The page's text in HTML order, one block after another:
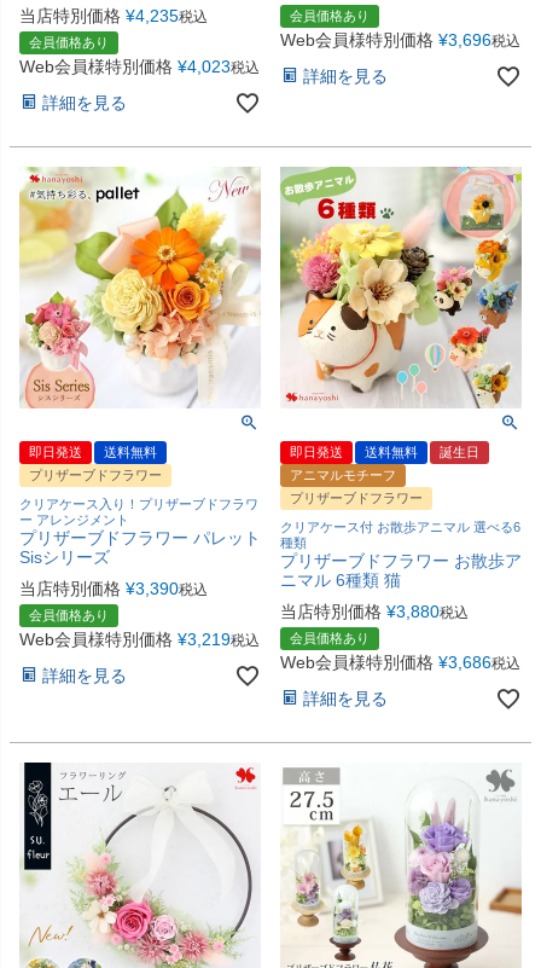
当店特別価格 ¥4,235税込
会員価格あり
Web会員様特別価格 ¥4,023税込
詳細を見る
会員価格あり
Web会員様特別価格 ¥3,696税込
詳細を見る
即日発送
送料無料
プリザーブドフラワー
クリアケース入り！プリザーブドフラワ
ー アレンジメント
プリザーブドフラワー パレット
Sisシリーズ
当店特別価格 ¥3,390税込
会員価格あり
Web会員様特別価格 ¥3,219税込
詳細を見る
即日発送 送料無料
誕生日
アニマルモチーフ
プリザーブドフラワー
クリアケース付 お散歩アニマル 選べる6
種類
プリザーブドフラワー お散歩ア
ニマル 6種類 猫
当店特別価格 ¥3,880税込
会員価格あり
Web会員様特別価格 ¥3,686税込
詳細を見る